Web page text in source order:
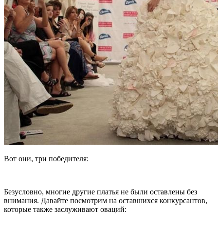
Вот они, три победителя:
Безусловно, многие другие платья не были оставлены без
внимания. Давайте посмотрим на оставшихся конкурсантов,
которые также заслуживают оваций: